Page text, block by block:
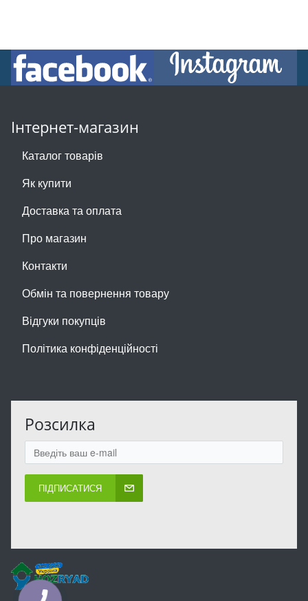
Інтернет-магазин
Каталог товарів
Як купити
Доставка та оплата
Про магазин
Контакти
Обмін та повернення товару
Відгуки покупців
Політика конфіденційності
Розсилка
ПІДПИСАТИСЯ
КНОПКА